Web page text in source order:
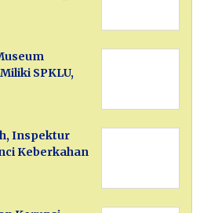
SPKLU,
Inspektur
Keberkahan